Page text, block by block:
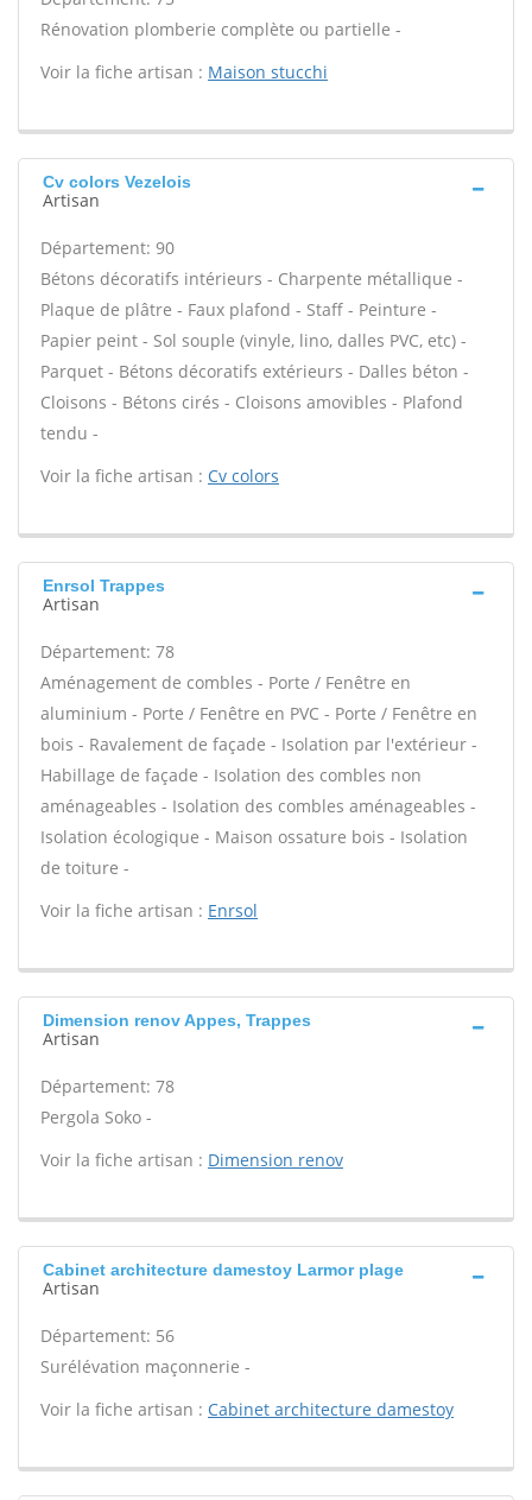
Rénovation plomberie complète ou partielle -
Voir la fiche artisan : Maison stucchi
Cv colors Vezelois
Artisan
Département: 90
Bétons décoratifs intérieurs - Charpente métallique -
Plaque de plâtre - Faux plafond - Staff - Peinture -
Papier peint - Sol souple (vinyle, lino, dalles PVC, etc) -
Parquet - Bétons décoratifs extérieurs - Dalles béton -
Cloisons - Bétons cirés - Cloisons amovibles - Plafond
tendu -
Voir la fiche artisan : Cv colors
Enrsol Trappes
Artisan
Département: 78
Aménagement de combles - Porte / Fenêtre en
aluminium - Porte / Fenêtre en PVC - Porte / Fenêtre en
bois - Ravalement de façade - Isolation par l'extérieur -
Habillage de façade - Isolation des combles non
aménageables - Isolation des combles aménageables -
Isolation écologique - Maison ossature bois - Isolation
de toiture -
Voir la fiche artisan : Enrsol
Dimension renov Appes, Trappes
Artisan
Département: 78
Pergola Soko -
Voir la fiche artisan : Dimension renov
Cabinet architecture damestoy Larmor plage
Artisan
Département: 56
Surélévation maçonnerie -
Voir la fiche artisan : Cabinet architecture damestoy